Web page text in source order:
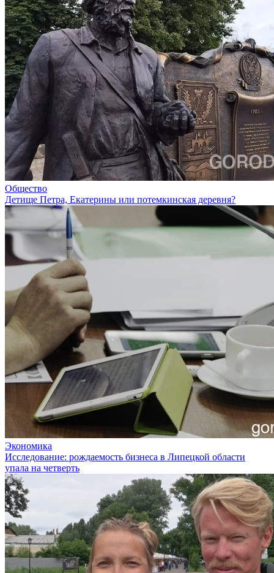
Общество
Детище Петра, Екатерины или потемкинская деревня?
Экономика
Исследование: рождаемость бизнеса в Липецкой области
упала на четверть